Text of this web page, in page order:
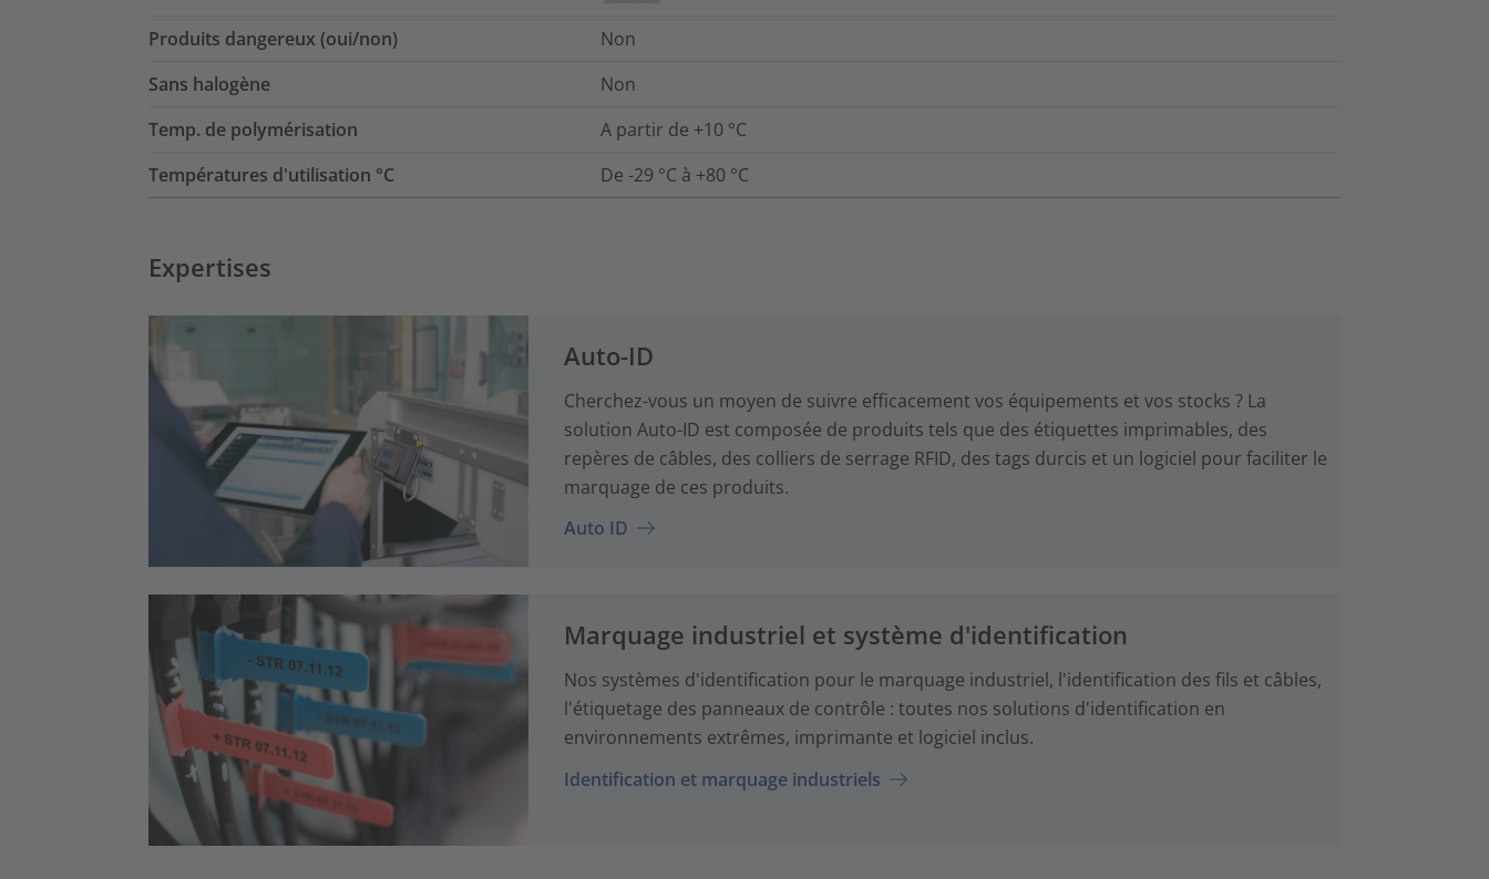
Produits dangereux (oui/non)
Non
Sans halogène
Non
Temp. de polymérisation
A partir de +10 °C
Températures d'utilisation °C
De -29 °C à +80 °C
Expertises
Auto-ID
Cherchez-vous un moyen de suivre efficacement vos équipements et vos stocks ? La
solution Auto-ID est composée de produits tels que des étiquettes imprimables, des
repères de câbles, des colliers de serrage RFID, des tags durcis et un logiciel pour faciliter le
marquage de ces produits.
Auto ID
Marquage industriel et système d'identification
Nos systèmes d'identification pour le marquage industriel, l'identification des fils et câbles,
l'étiquetage des panneaux de contrôle : toutes nos solutions d'identification en
environnements extrêmes, imprimante et logiciel inclus.
Identification et marquage industriels